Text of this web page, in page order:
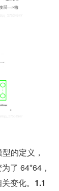
的定义，
了 64*64，
变化。 1.1